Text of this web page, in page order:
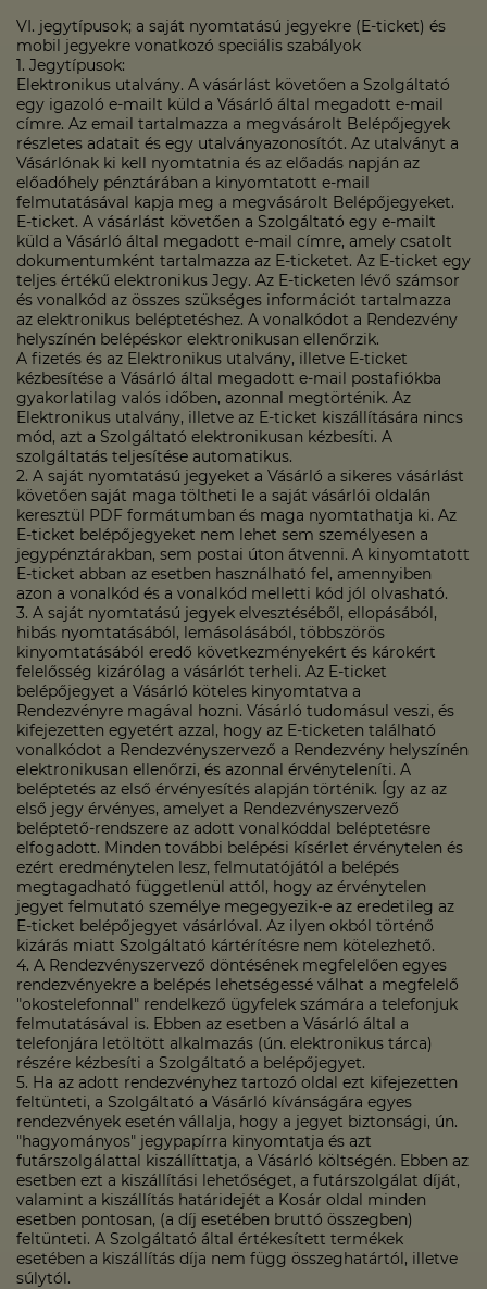
VI. jegytípusok; a saját nyomtatású jegyekre (E-ticket) és
mobil jegyekre vonatkozó speciális szabályok
1. Jegytípusok:
Elektronikus utalvány. A vásárlást követően a Szolgáltató
egy igazoló e-mailt küld a Vásárló által megadott e-mail
címre. Az email tartalmazza a megvásárolt Belépőjegyek
részletes adatait és egy utalványazonosítót. Az utalványt a
Vásárlónak ki kell nyomtatnia és az előadás napján az
előadóhely pénztárában a kinyomtatott e-mail
felmutatásával kapja meg a megvásárolt Belépőjegyeket.
E-ticket. A vásárlást követően a Szolgáltató egy e-mailt
küld a Vásárló által megadott e-mail címre, amely csatolt
dokumentumként tartalmazza az E-ticketet. Az E-ticket egy
teljes értékű elektronikus Jegy. Az E-ticketen lévő számsor
és vonalkód az összes szükséges információt tartalmazza
az elektronikus beléptetéshez. A vonalkódot a Rendezvény
helyszínén belépéskor elektronikusan ellenőrzik.
A fizetés és az Elektronikus utalvány, illetve E-ticket
kézbesítése a Vásárló által megadott e-mail postafiókba
gyakorlatilag valós időben, azonnal megtörténik. Az
Elektronikus utalvány, illetve az E-ticket kiszállítására nincs
mód, azt a Szolgáltató elektronikusan kézbesíti. A
szolgáltatás teljesítése automatikus.
2. A saját nyomtatású jegyeket a Vásárló a sikeres vásárlást
követően saját maga töltheti le a saját vásárlói oldalán
keresztül PDF formátumban és maga nyomtathatja ki. Az
E-ticket belépőjegyeket nem lehet sem személyesen a
jegypénztárakban, sem postai úton átvenni. A kinyomtatott
E-ticket abban az esetben használható fel, amennyiben
azon a vonalkód és a vonalkód melletti kód jól olvasható.
3. A saját nyomtatású jegyek elvesztéséből, ellopásából,
hibás nyomtatásából, lemásolásából, többszörös
kinyomtatásából eredő következményekért és károkért
felelősség kizárólag a vásárlót terheli. Az E-ticket
belépőjegyet a Vásárló köteles kinyomtatva a
Rendezvényre magával hozni. Vásárló tudomásul veszi, és
kifejezetten egyetért azzal, hogy az E-ticketen található
vonalkódot a Rendezvényszervező a Rendezvény helyszínén
elektronikusan ellenőrzi, és azonnal érvényteleníti. A
beléptetés az első érvényesítés alapján történik. Így az az
első jegy érvényes, amelyet a Rendezvényszervező
beléptető-rendszere az adott vonalkóddal beléptetésre
elfogadott. Minden további belépési kísérlet érvénytelen és
ezért eredménytelen lesz, felmutatójától a belépés
megtagadható függetlenül attól, hogy az érvénytelen
jegyet felmutató személye megegyezik-e az eredetileg az
E-ticket belépőjegyet vásárlóval. Az ilyen okból történő
kizárás miatt Szolgáltató kártérítésre nem kötelezhető.
4. A Rendezvényszervező döntésének megfelelően egyes
rendezvényekre a belépés lehetségessé válhat a megfelelő
"okostelefonnal" rendelkező ügyfelek számára a telefonjuk
felmutatásával is. Ebben az esetben a Vásárló által a
telefonjára letöltött alkalmazás (ún. elektronikus tárca)
részére kézbesíti a Szolgáltató a belépőjegyet.
5. Ha az adott rendezvényhez tartozó oldal ezt kifejezetten
feltünteti, a Szolgáltató a Vásárló kívánságára egyes
rendezvények esetén vállalja, hogy a jegyet biztonsági, ún.
"hagyományos" jegypapírra kinyomtatja és azt
futárszolgálattal kiszállíttatja, a Vásárló költségén. Ebben az
esetben ezt a kiszállítási lehetőséget, a futárszolgálat díját,
valamint a kiszállítás határidejét a Kosár oldal minden
esetben pontosan, (a díj esetében bruttó összegben)
feltünteti. A Szolgáltató által értékesített termékek
esetében a kiszállítás díja nem függ összeghatártól, illetve
súlytól.